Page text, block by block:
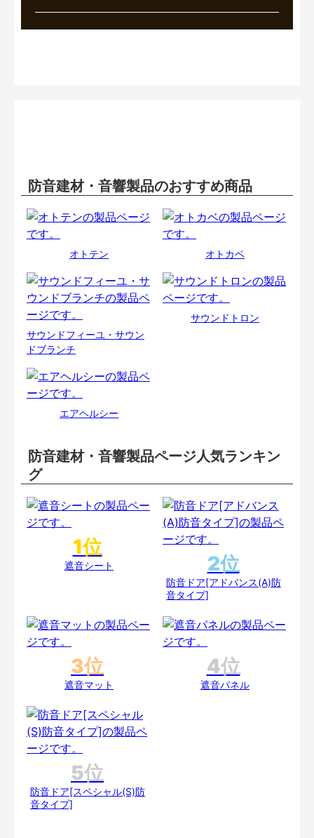
防音建材・音響製品のおすすめ商品
オトテン オトカベ
サウンドフィーユ・サウン
ドブランチ
サウンドトロン
エアヘルシー
防音建材・音響製品ページ人気ランキン
グ
遮音シート
防音ドア[アドバンス(A)防
音タイプ]
遮音マット 遮音パネル
防音ドア[スペシャル(S)防
音タイプ]